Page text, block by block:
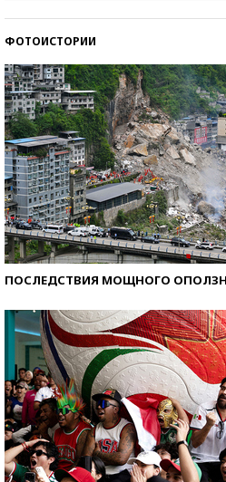
ФОТОИСТОРИИ
ПОСЛЕДСТВИЯ МОЩНОГО